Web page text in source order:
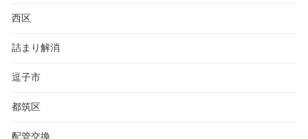
西区
詰まり解消
逗子市
都筑区
配管交換